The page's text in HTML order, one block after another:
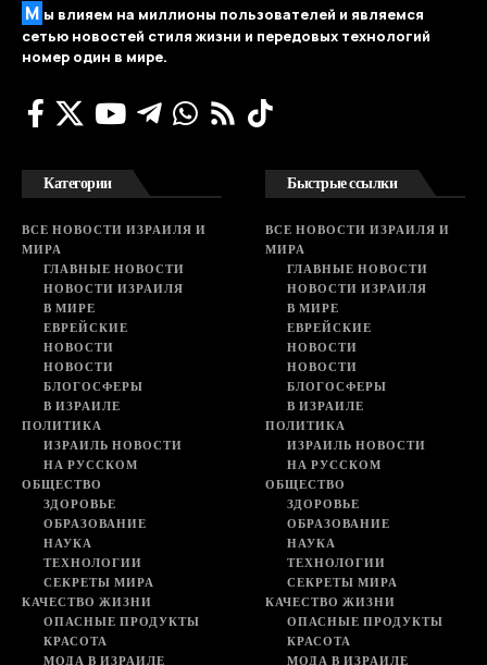
М ы влияем на миллионы пользователей и являемся
сетью новостей стиля жизни и передовых технологий
номер один в мире.
Категории
ВСЕ НОВОСТИ ИЗРАИЛЯ И
МИРА
ГЛАВНЫЕ НОВОСТИ
НОВОСТИ ИЗРАИЛЯ
В МИРЕ
ЕВРЕЙСКИЕ
НОВОСТИ
НОВОСТИ
БЛОГОСФЕРЫ
В ИЗРАИЛЕ
ПОЛИТИКА
ИЗРАИЛЬ НОВОСТИ
НА РУССКОМ
ОБЩЕСТВО
ЗДОРОВЬЕ
ОБРАЗОВАНИЕ
НАУКА
ТЕХНОЛОГИИ
СЕКРЕТЫ МИРА
КАЧЕСТВО ЖИЗНИ
ОПАСНЫЕ ПРОДУКТЫ
КРАСОТА
МОДА В ИЗРАИЛЕ
Быстрые ссылки
ВСЕ НОВОСТИ ИЗРАИЛЯ И
МИРА
ГЛАВНЫЕ НОВОСТИ
НОВОСТИ ИЗРАИЛЯ
В МИРЕ
ЕВРЕЙСКИЕ
НОВОСТИ
НОВОСТИ
БЛОГОСФЕРЫ
В ИЗРАИЛЕ
ПОЛИТИКА
ИЗРАИЛЬ НОВОСТИ
НА РУССКОМ
ОБЩЕСТВО
ЗДОРОВЬЕ
ОБРАЗОВАНИЕ
НАУКА
ТЕХНОЛОГИИ
СЕКРЕТЫ МИРА
КАЧЕСТВО ЖИЗНИ
ОПАСНЫЕ ПРОДУКТЫ
КРАСОТА
МОДА В ИЗРАИЛЕ